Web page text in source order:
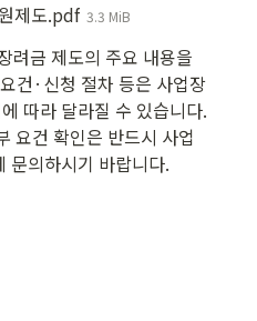
제도.pdf 3.3 MiB
려금 제도의 주요 내용을
건·신청 절차 등은 사업장
따라 달라질 수 있습니다.
요건 확인은 반드시 사업
문의하시기 바랍니다.